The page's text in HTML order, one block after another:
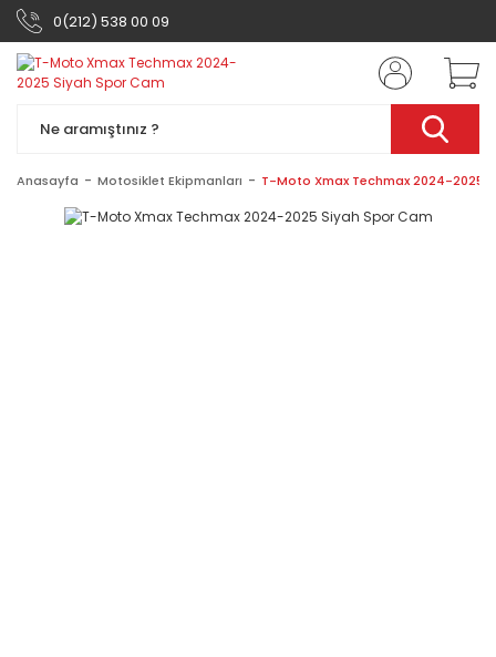
0(212) 538 00 09
Anasayfa Motosiklet Ekipmanları T-Moto Xmax Techmax 2024-2025